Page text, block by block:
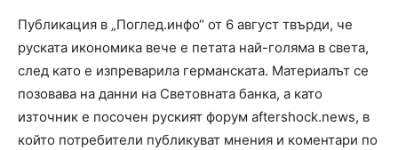
Публикация в „Поглед.инфо“ от 6 август твърди, че
руската икономика вече е петата най-голяма в света,
след като е изпреварила германската. Материалът се
позовава на данни на Световната банка, а като
източник е посочен руският форум aftershock.news, в
който потребители публикуват мнения и коментари по